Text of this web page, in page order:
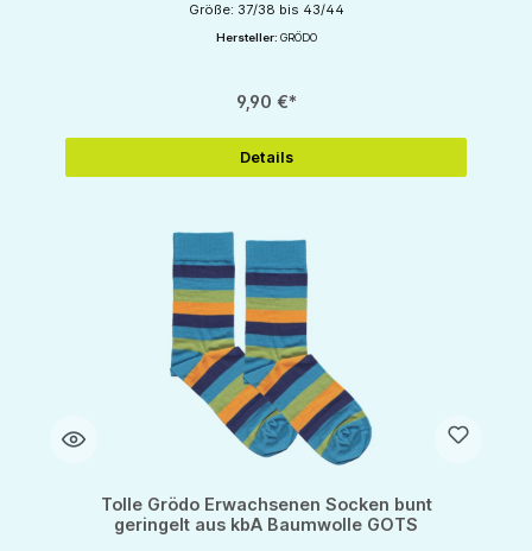
Größe: 37/38 bis 43/44
Hersteller: GRÖDO
9,90 €*
Details
Tolle Grödo Erwachsenen Socken bunt
geringelt aus kbA Baumwolle GOTS